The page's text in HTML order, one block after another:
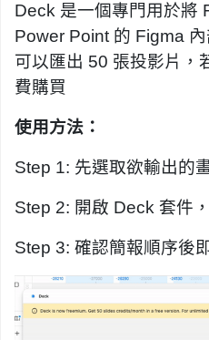
Deck 是一個專門用於將
Power Point 的 Figma
可以匯出 50 張投影片，
費購買
使用方法：
Step 1: 先選取欲輸出的
Step 2: 開啟 Deck 套件
Step 3: 確認簡報順序後